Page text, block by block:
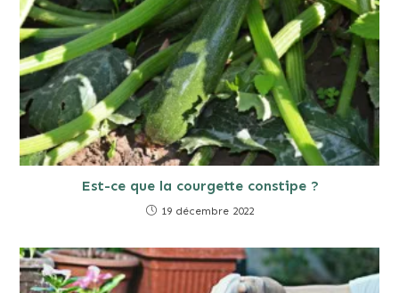
Est-ce que la courgette constipe ?
19 décembre 2022